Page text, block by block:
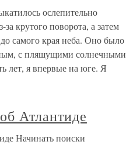
ослепительно
крутого поворота, а затем
самого края неба. Оно было
с пляшущими солнечными
лет, я впервые на юге. Я
Атлантиде
Начинать поиски